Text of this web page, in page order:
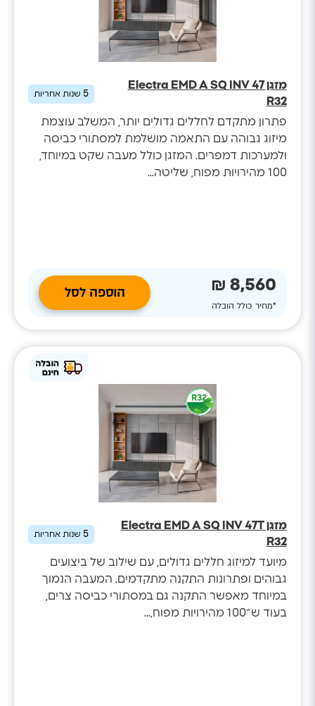
מזגן Electra EMD A SQ INV 47
R32
5שנות אחריות
פתרון מתקדם לחללים גדולים יותר, המשלב עוצמת
מיזוג גבוהה עם התאמה מושלמת למסתורי כביסה
ולמערכות דמפרים. המזגן כולל מעבה שקט במיוחד,
100 מהירויות מפוח, שליטה...
8,560 ₪
*מחיר כולל הובלה
הוספה לסל
מזגן Electra EMD A SQ INV 47T
R32
5שנות אחריות
מיועד למיזוג חללים גדולים, עם שילוב של ביצועים
גבוהים ופתרונות התקנה מתקדמים. המעבה הנמוך
במיוחד מאפשר התקנה גם במסתורי כביסה צרים,
בעוד ש־100 מהירויות מפוח,...